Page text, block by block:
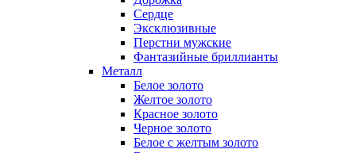
Сердце
Эксклюзивные
Перстни мужские
Фантазийные бриллианты
Металл
Белое золото
Желтое золото
Красное золото
Черное золото
Белое с желтым золото